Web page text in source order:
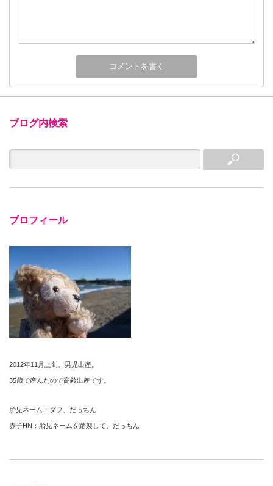
ブログ内検索
プロフィール
2012年11月上旬、男児出産。
35歳で産んだので高齢出産です。
胎児ネーム：ダフ、だっちん
赤子HN：胎児ネームを踏襲して、だっちん